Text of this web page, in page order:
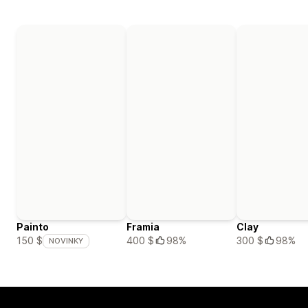
Painto
150 $
NOVINKY
Framia
400 $
98%
Clay
300 $
98%